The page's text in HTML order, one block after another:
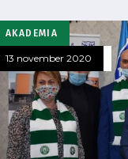
AKADEMIA
13 november 2020